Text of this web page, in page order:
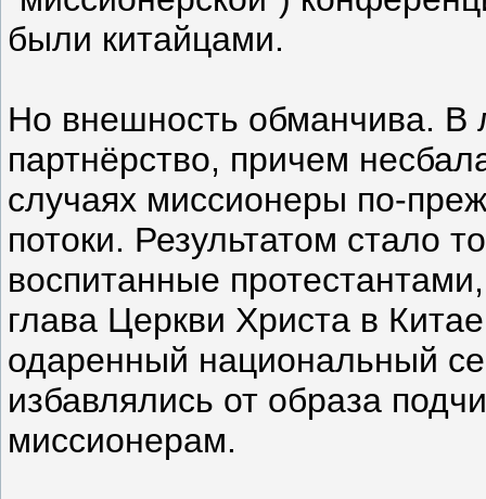
были китайцами.
Но внешность обманчива. В
партнёрство, причем
случаях миссионеры по-
потоки. Результатом стало
воспитанные
глава Церкви Христа в
одаренный национальный
избавлялись от образа
миссионерам.